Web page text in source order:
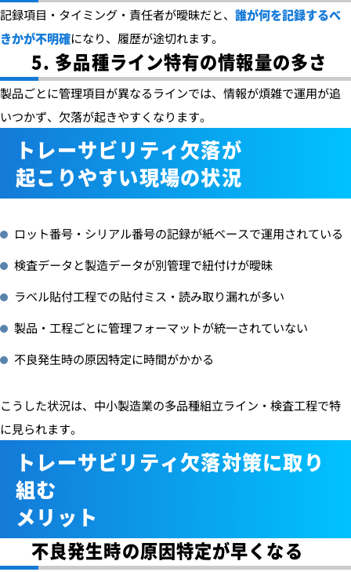
記録項目・タイミング・責任者が曖昧だと、 誰が何を記録するべ
きかが不明確になり、履歴が途切れます。
5. 多品種ライン特有の情報量の多さ
製品ごとに管理項目が異なるラインでは、情報が煩雑で運用が追
いつかず、欠落が起きやすくなります。
トレーサビリティ欠落が
起こりやすい現場の状況
ロット番号・シリアル番号の記録が紙ベースで運用されている
検査データと製造データが別管理で紐付けが曖昧
ラベル貼付工程での貼付ミス・読み取り漏れが多い
製品・工程ごとに管理フォーマットが統一されていない
不良発生時の原因特定に時間がかかる
こうした状況は、中小製造業の多品種組立ライン・検査工程で特
に見られます。
トレーサビリティ欠落対策に取り
組む
メリット
不良発生時の原因特定が早くなる